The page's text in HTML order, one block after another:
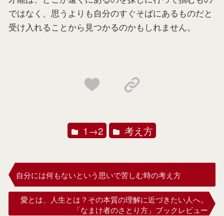
ではなく、思うよりも自分のすぐそばにあるものだと
受け入れることから見つかるのかもしれません。
1→2 考え方
自分には何もないという思いで苦しむ時の考え方
愛とは、人生とは？その本質の理解に近づきたい人へ。
「なまけ者のさとり方」ブックレビュー